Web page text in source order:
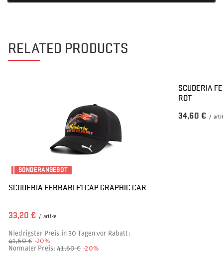
RELATED PRODUCTS
SONDERANGEBOT
SCUDERIA FERRARI F1 CAP GRAPHIC CAR
33,20 € / artikel
Niedrigster Preis in 30 Tagen vor Rabatt:
41,60 € -20%
Normaler Preis:41,60 € -20%
SCUDERIA
ROT
34,60 € /